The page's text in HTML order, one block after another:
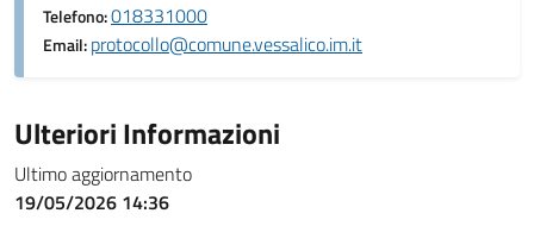
Telefono:018331000
Email:protocollo@comune.vessalico.im.it
Ulteriori Informazioni
Ultimo aggiornamento
19/05/2026 14:36